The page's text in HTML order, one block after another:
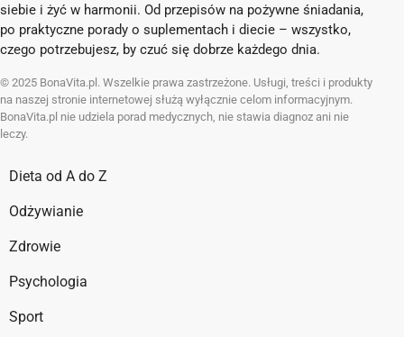
siebie i żyć w harmonii. Od przepisów na pożywne śniadania,
po praktyczne porady o suplementach i diecie – wszystko,
czego potrzebujesz, by czuć się dobrze każdego dnia.
© 2025 BonaVita.pl. Wszelkie prawa zastrzeżone. Usługi, treści i produkty
na naszej stronie internetowej służą wyłącznie celom informacyjnym.
BonaVita.pl nie udziela porad medycznych, nie stawia diagnoz ani nie
leczy.
Dieta od A do Z
Odżywianie
Zdrowie
Psychologia
Sport